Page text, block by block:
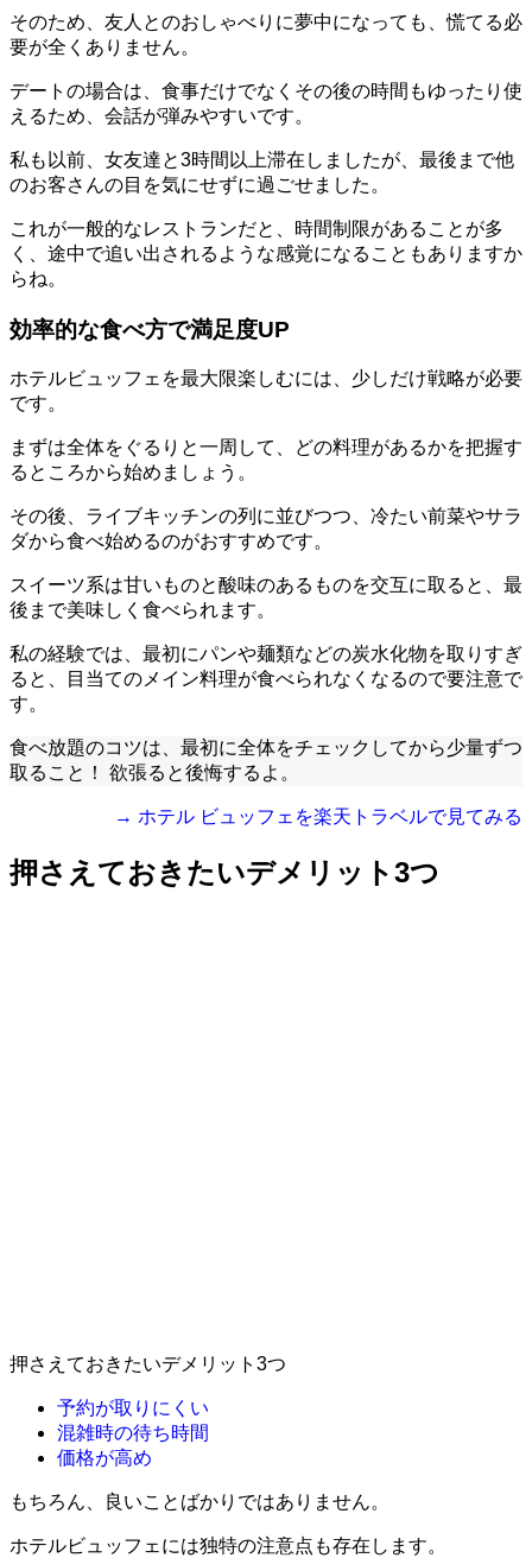
そのため、友人とのおしゃべりに夢中になっても、慌てる必
要が全くありません。
デートの場合は、食事だけでなくその後の時間もゆったり使
えるため、会話が弾みやすいです。
私も以前、女友達と3時間以上滞在しましたが、最後まで他
のお客さんの目を気にせずに過ごせました。
これが一般的なレストランだと、時間制限があることが多
く、途中で追い出されるような感覚になることもありますか
らね。
効率的な食べ方で満足度UP
ホテルビュッフェを最大限楽しむには、少しだけ戦略が必要
です。
まずは全体をぐるりと一周して、どの料理があるかを把握す
るところから始めましょう。
その後、ライブキッチンの列に並びつつ、冷たい前菜やサラ
ダから食べ始めるのがおすすめです。
スイーツ系は甘いものと酸味のあるものを交互に取ると、最
後まで美味しく食べられます。
私の経験では、最初にパンや麺類などの炭水化物を取りすぎ
ると、目当てのメイン料理が食べられなくなるので要注意で
す。
食べ放題のコツは、最初に全体をチェックしてから少量ずつ
取ること！ 欲張ると後悔するよ。
→ ホテル ビュッフェを楽天トラベルで見てみる
押さえておきたいデメリット3つ
押さえておきたいデメリット3つ
予約が取りにくい
混雑時の待ち時間
価格が高め
もちろん、良いことばかりではありません。
ホテルビュッフェには独特の注意点も存在します。